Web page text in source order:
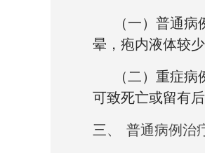
（一）普通
晕，疱内液体较
（二）重症
可致死亡或留有后
三、 普通病例治